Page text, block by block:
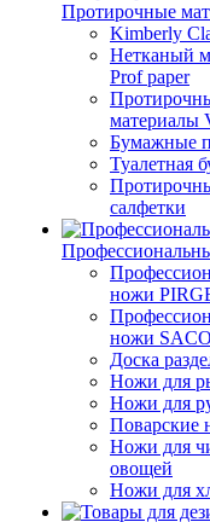
Протирочные
Kimberly
Нетканый
Prof paper
материалы
Бумажные
Туалетная
салфетки
ножи
ножи
Доска
Ножи для
Ножи для
Поварские
Ножи для
овощей
Ножи для